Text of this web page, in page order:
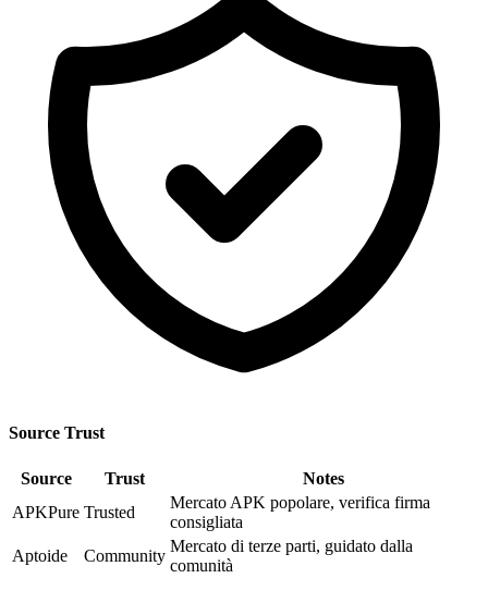
Source Trust
Source Trust
Notes
APKPure Trusted
Mercato APK popolare, verifica firma
consigliata
Aptoide
Community
Mercato di terze parti, guidato dalla
comunità